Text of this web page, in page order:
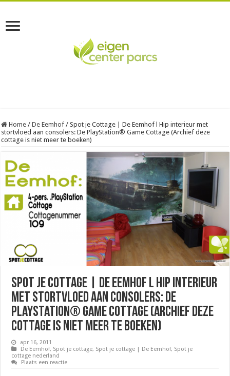
Home / De Eemhof / Spot je Cottage | De Eemhof l Hip interieur met
stortvloed aan consolers: De PlayStation® Game Cottage (Archief deze
cottage is niet meer te boeken)
Spot je Cottage | De Eemhof l Hip interieur
met stortvloed aan consolers: De
PlayStation® Game Cottage (Archief deze
cottage is niet meer te boeken)
apr 16, 2011
De Eemhof, Spot je cottage, Spot je cottage | De Eemhof, Spot je
cottage nederland
Plaats een reactie